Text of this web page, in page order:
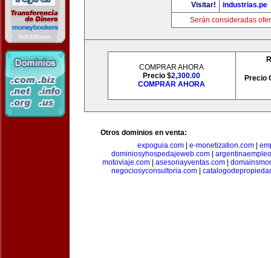
Visitar!
industrias.pe
Serán consideradas
COMPRAR AHORA
Precio $2,300.00
COMPRAR AHORA
Precio
Otros dominios en venta:
expoguia.com| e-monetization.com|
dominiosyhospedajeweb.com
motoviaje.com
asesoriayventas.com
negociosyconsultoria.com|